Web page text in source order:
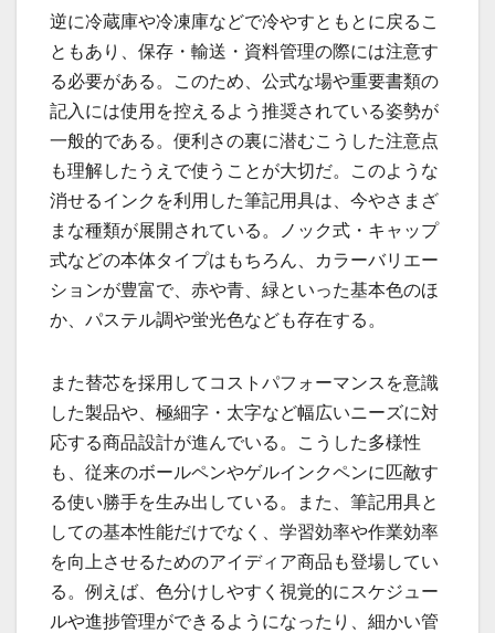
逆に冷蔵庫や冷凍庫などで冷やすともとに戻るこ
ともあり、保存・輸送・資料管理の際には注意す
る必要がある。このため、公式な場や重要書類の
記入には使用を控えるよう推奨されている姿勢が
一般的である。便利さの裏に潜むこうした注意点
も理解したうえで使うことが大切だ。このような
消せるインクを利用した筆記用具は、今やさまざ
まな種類が展開されている。ノック式・キャップ
式などの本体タイプはもちろん、カラーバリエー
ションが豊富で、赤や青、緑といった基本色のほ
か、パステル調や蛍光色なども存在する。
また替芯を採用してコストパフォーマンスを意識
した製品や、極細字・太字など幅広いニーズに対
応する商品設計が進んでいる。こうした多様性
も、従来のボールペンやゲルインクペンに匹敵す
る使い勝手を生み出している。また、筆記用具と
しての基本性能だけでなく、学習効率や作業効率
を向上させるためのアイディア商品も登場してい
る。例えば、色分けしやすく視覚的にスケジュー
ルや進捗管理ができるようになったり、細かい管